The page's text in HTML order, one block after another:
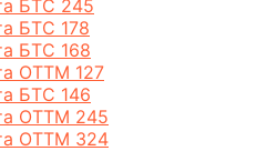
БТС 245
БТС 178
БТС 168
ОТТМ 127
БТС 146
ОТТМ 245
ОТТМ 324